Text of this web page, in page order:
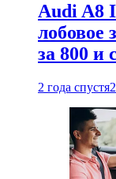
Audi A8
лобовое
за 800 и
2 года спустя